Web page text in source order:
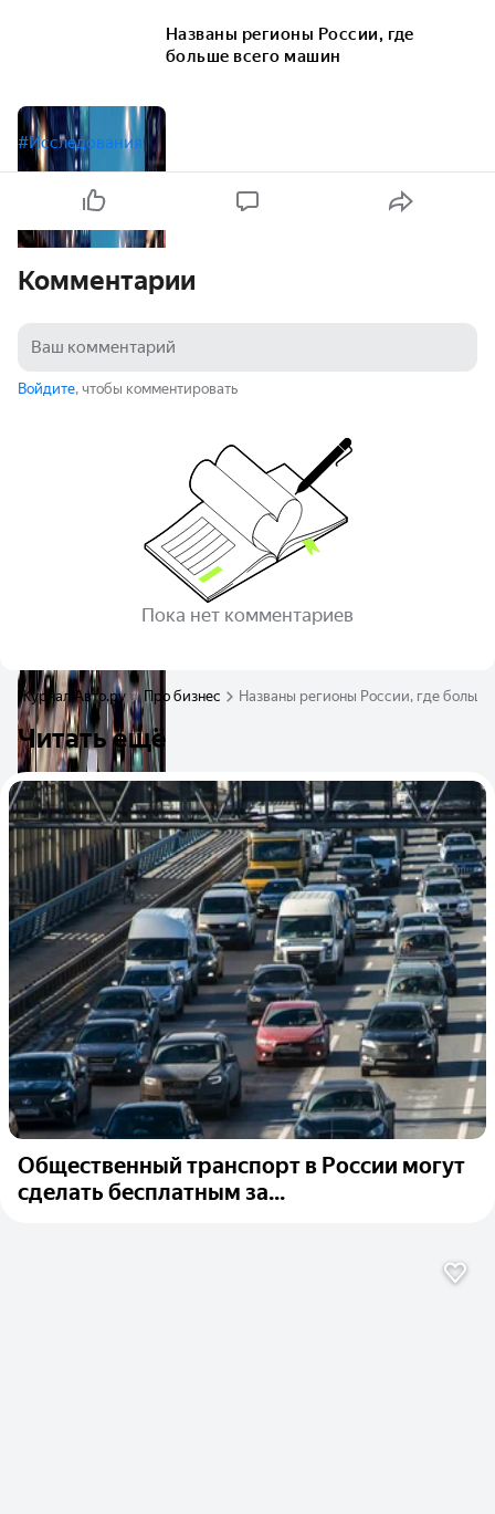
Названы регионы России, где
больше всего машин
#Исследования
Комментарии
Войдите, чтобы комментировать
Пока нет комментариев
Журнал Авто.ру Про бизнес Названы регионы России, где
Читать ещё
Общественный транспорт в России могут
сделать бесплатным за...